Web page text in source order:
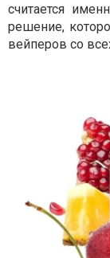
считается
решение,
вейперов со